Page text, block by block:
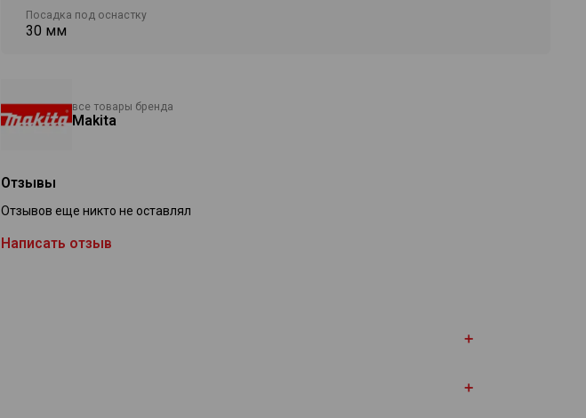
Посадка под оснастку
30 мм
все товары бренда
Makita
Отзывы
Отзывов еще никто не оставлял
Написать отзыв